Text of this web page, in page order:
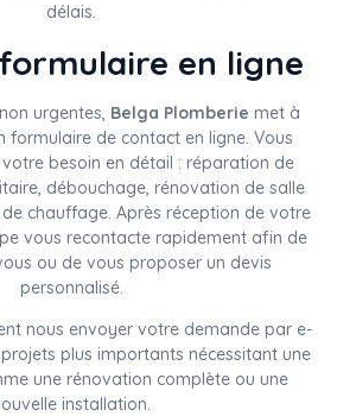
délais.
en ligne
urgentes, Belga Plomberie met à
formulaire de contact en ligne. Vous
besoin en détail : réparation de
débouchage, rénovation de salle
chauffage. Après réception de votre
vous recontacte rapidement afin de
ou de vous proposer un devis
personnalisé.
nous envoyer votre demande par e-
plus importants nécessitant une
une rénovation complète ou une
installation.